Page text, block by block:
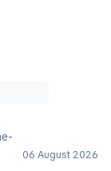
06 August 2026